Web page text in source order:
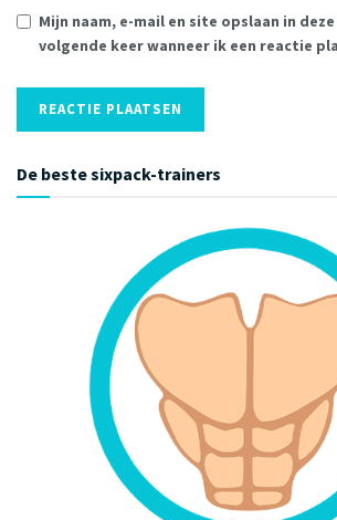
Mijn naam, e-mail en site opslaan in
volgende keer wanneer ik een reactie
De beste sixpack-trainers